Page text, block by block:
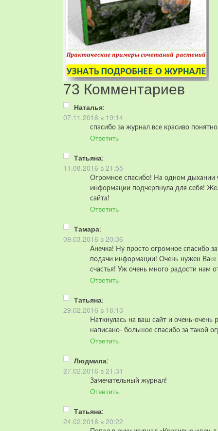
73 Комментариев
Наталья:
07.11.2016 в 19:14
спасибо за журнал все красиво
Ответить
Татьяна:
11.08.2016 в 21:55
Огромное спасибо! На одном дыхании
информации подчерпнула для себя!
сайта!
Ответить
Тамара:
09.03.2016 в 20:36
Анечка! Ну просто огромное спасибо
подачи информации! Очень нужен
счастья! Уж очень много радости нам
Ответить
Татьяна:
29.02.2016 в 16:13
Наткнулась на ваш сайт и очень-очень
написано- большое спасибо за такой
Ответить
Людмила:
27.02.2016 в 21:31
Замечательный журнал!
Ответить
Татьяна:
24.02.2016 в 20:22